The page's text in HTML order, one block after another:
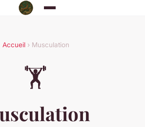
Accueil› Musculation
🏋️